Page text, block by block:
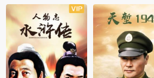
全40集
全30集